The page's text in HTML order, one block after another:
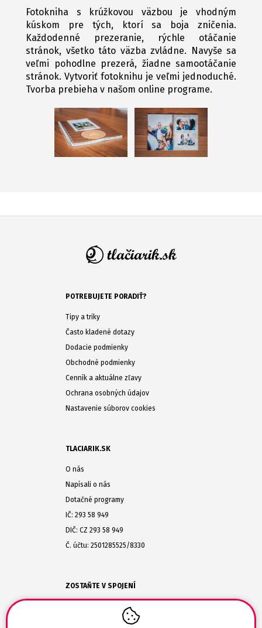
Fotokniha s krúžkovou väzbou je vhodným
kúskom pre tých, ktorí sa boja zničenia.
Každodenné prezeranie, rýchle otáčanie
stránok, všetko táto väzba zvládne. Navyše sa
veľmi pohodlne prezerá, žiadne samootáčanie
stránok. Vytvoriť fotoknihu je veľmi jednoduché.
Tvorba prebieha v našom online programe.
POTREBUJETE PORADIŤ?
Tipy a triky
Často kladené dotazy
Dodacie podmienky
Obchodné podmienky
Cenník a aktuálne zľavy
Ochrana osobných údajov
Nastavenie súborov cookies
TLACIARIK.SK
O nás
Napísali o nás
Dotačné programy
IČ: 293 58 949
DIČ: CZ 293 58 949
Č. účtu: 2501285525/8330
ZOSTAŇTE V SPOJENÍ
obchod@tlaciarik.sk